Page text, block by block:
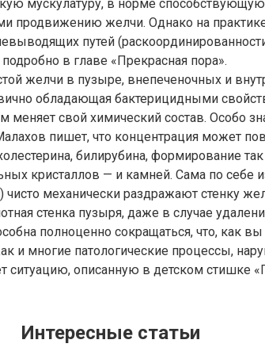
мускулатуру, в норме
продвижению желчи. Однако на
путей
в главе «Прекрасная пора».
желчи в пузыре, внепеченочных и
обладающая бактерицидными
меняет свой химический состав. Особо
пишет, что концентрация может
билирубина, формирование
кристаллов — и камней. Сама по себе
механически раздражают стенку
стенка пузыря, даже в случае
полноценно сокращаться, что, как
и многие патологические процессы,
ситуацию, описанную в детском стишке
Интересные статьи